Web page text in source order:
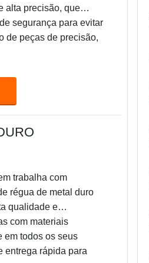
alta precisão, que
segurança para evitar
de peças de precisão,
trabalha com
régua de metal duro
qualidade e
com materiais
em todos os seus
entrega rápida para